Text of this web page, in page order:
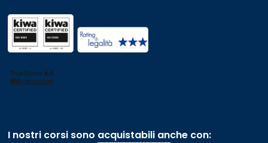
I nostri corsi sono acquistabili anche con: